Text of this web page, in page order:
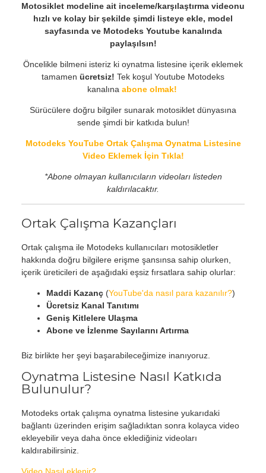
Motosiklet modeline ait inceleme/karşılaştırma videonu
hızlı ve kolay bir şekilde şimdi listeye ekle, model
sayfasında ve Motodeks Youtube kanalında
paylaşılsın!
Öncelikle bilmeni isteriz ki oynatma listesine içerik eklemek
tamamen ücretsiz! Tek koşul Youtube Motodeks
kanalına abone olmak!
Sürücülere doğru bilgiler sunarak motosiklet dünyasına
sende şimdi bir katkıda bulun!
Motodeks YouTube Ortak Çalışma Oynatma Listesine
Video Eklemek İçin Tıkla!
*Abone olmayan kullanıcıların videoları listeden
kaldırılacaktır.
Ortak Çalışma Kazançları
Ortak çalışma ile Motodeks kullanıcıları motosikletler
hakkında doğru bilgilere erişme şansınsa sahip olurken,
içerik üreticileri de aşağıdaki eşsiz fırsatlara sahip olurlar:
Maddi Kazanç(YouTube'da nasıl para kazanılır?)
Ücretsiz Kanal Tanıtımı
Geniş Kitlelere Ulaşma
Abone ve İzlenme Sayılarını Artırma
Biz birlikte her şeyi başarabileceğimize inanıyoruz.
Oynatma Listesine Nasıl Katkıda
Bulunulur?
Motodeks ortak çalışma oynatma listesine yukarıdaki
bağlantı üzerinden erişim sağladıktan sonra kolayca video
ekleyebilir veya daha önce eklediğiniz videoları
kaldırabilirsiniz.
Video Nasıl eklenir?